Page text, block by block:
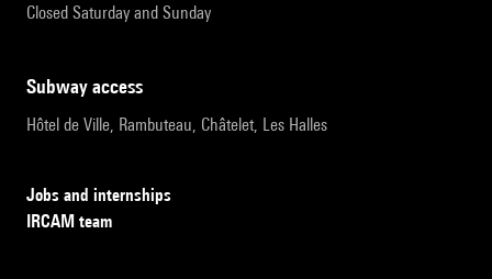
Closed Saturday and Sunday
subway access
Hôtel de Ville, Rambuteau, Châtelet, Les Halles
Jobs and internships
IRCAM team